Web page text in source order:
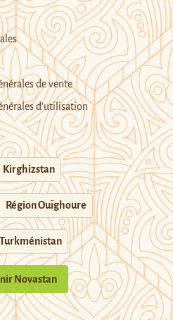
de vente
d’utilisation
Kirghizstan
Région Ouïghoure
Turkménistan
Novastan